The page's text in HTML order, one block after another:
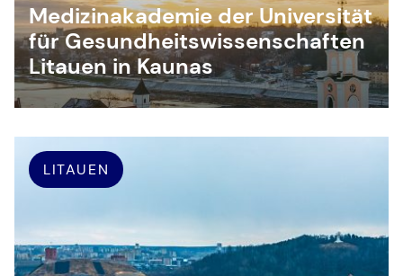
Medizinakademie der Universität
für Gesundheitswissenschaften
Litauen in Kaunas
LITAUEN